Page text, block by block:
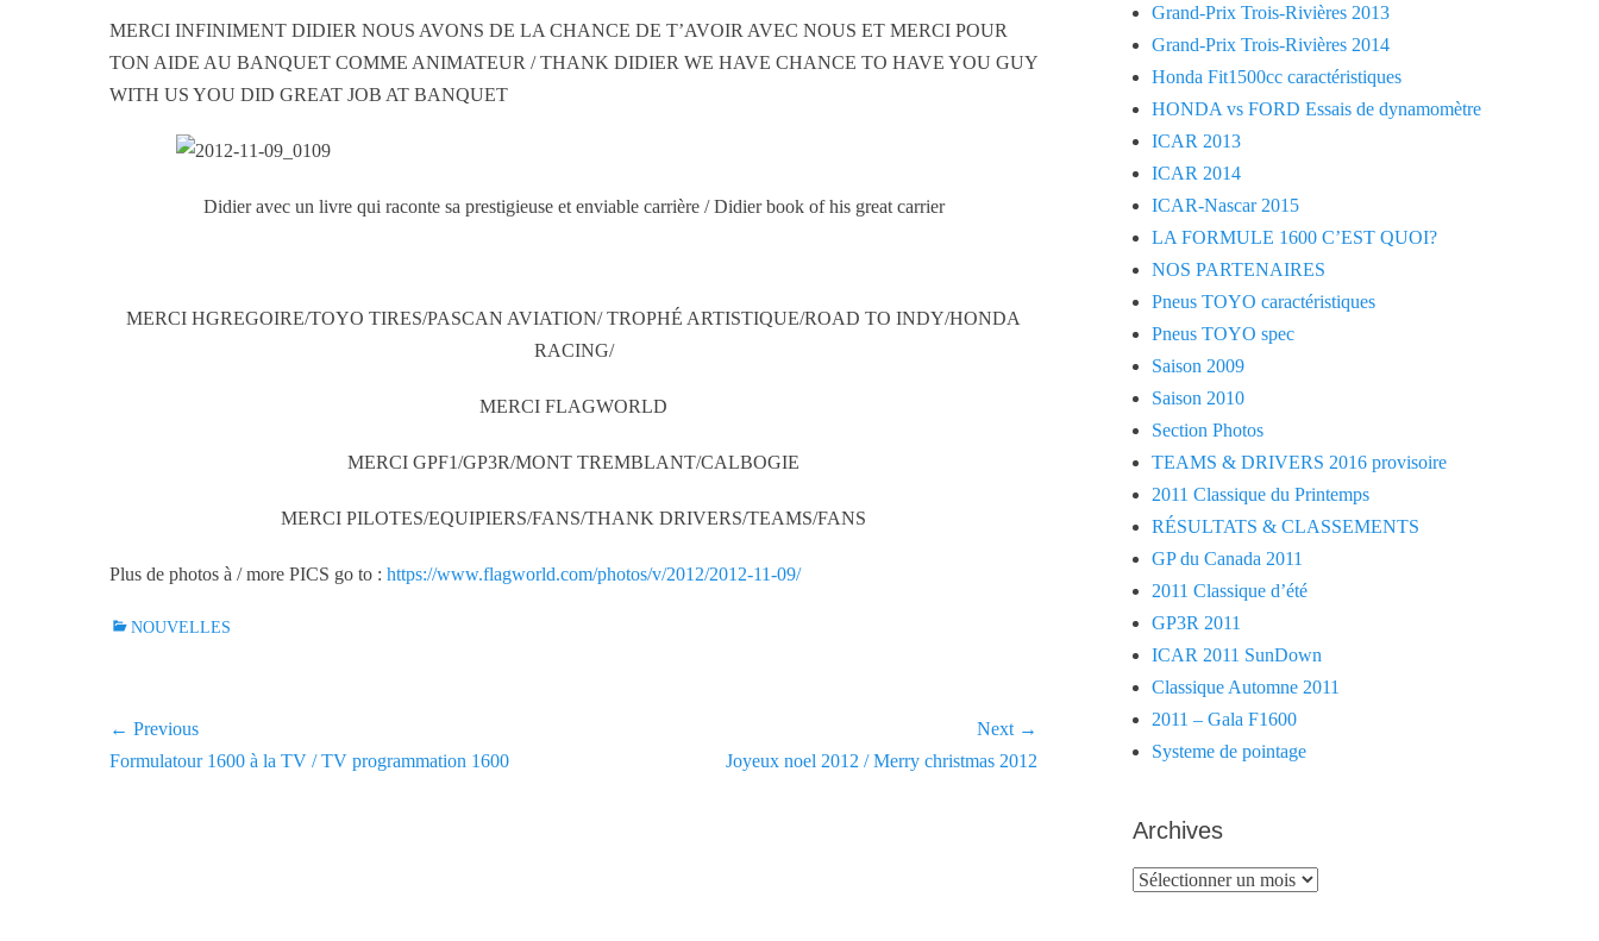
MERCI INFINIMENT DIDIER NOUS AVONS DE LA CHANCE DE T’AVOIR AVEC NOUS ET MERCI POUR
TON AIDE AU BANQUET COMME ANIMATEUR / THANK DIDIER WE HAVE CHANCE TO HAVE YOU GUY
WITH US YOU DID GREAT JOB AT BANQUET
Didier avec un livre qui raconte sa prestigieuse et enviable carrière / Didier book of his great carrier
MERCI HGREGOIRE/TOYO TIRES/PASCAN AVIATION/ TROPHÉ ARTISTIQUE/ROAD TO INDY/HONDA
RACING/
MERCI FLAGWORLD
MERCI GPF1/GP3R/MONT TREMBLANT/CALBOGIE
MERCI PILOTES/EQUIPIERS/FANS/THANK DRIVERS/TEAMS/FANS
Plus de photos à / more PICS go to : https://www.flagworld.com/photos/v/2012/2012-11-09/
C
g
o
NOUVELLES
Navigation
de
← Previous
Previous
Formulatour 1600 à la TV / TV programmation 1600
Next →
Joyeux noel 2012 / Merry christmas 2012
Grand-Prix Trois-Rivières 2013
Grand-Prix Trois-Rivières 2014
Honda Fit1500cc caractéristiques
HONDA vs FORD Essais de dynamomètre
ICAR 2013
ICAR 2014
ICAR-Nascar 2015
LA FORMULE 1600 C’EST QUOI?
NOS PARTENAIRES
Pneus TOYO caractéristiques
Pneus TOYO spec
Saison 2009
Saison 2010
Section Photos
TEAMS & DRIVERS 2016 provisoire
2011 Classique du Printemps
RÉSULTATS & CLASSEMENTS
GP du Canada 2011
2011 Classique d’été
GP3R 2011
ICAR 2011 SunDown
Classique Automne 2011
2011 – Gala F1600
Systeme de pointage
Archives
Archives